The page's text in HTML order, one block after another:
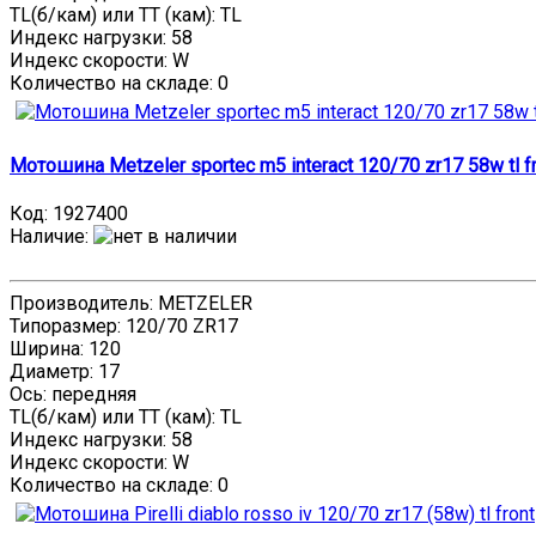
TL(б/кам) или TT (кам): TL
Индекс нагрузки: 58
Индекс скорости: W
Количество на складе: 0
Мотошина Metzeler sportec m5 interact 120/70 zr17 58w tl
Код: 1927400
Наличие:
Производитель: METZELER
Типоразмер: 120/70 ZR17
Ширина: 120
Диаметр: 17
Ось: передняя
TL(б/кам) или TT (кам): TL
Индекс нагрузки: 58
Индекс скорости: W
Количество на складе: 0